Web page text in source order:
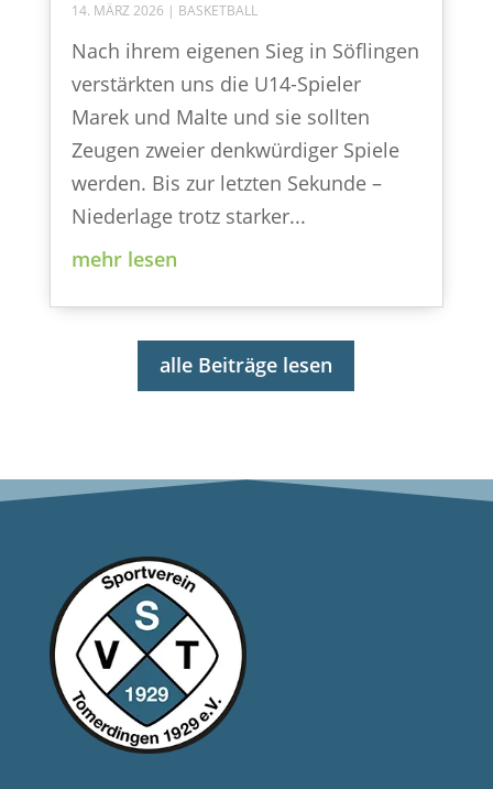
14. MÄRZ 2026 | BASKETBALL
Nach ihrem eigenen Sieg in Söflingen
verstärkten uns die U14-Spieler
Marek und Malte und sie sollten
Zeugen zweier denkwürdiger Spiele
werden. Bis zur letzten Sekunde –
Niederlage trotz starker...
mehr lesen
alle Beiträge lesen